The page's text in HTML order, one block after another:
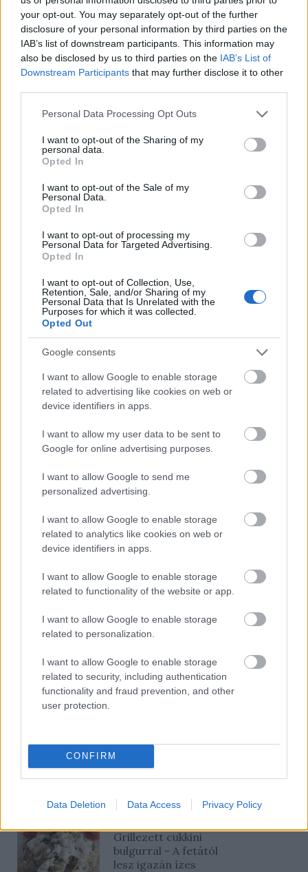
your opt-out. You may separately opt-out of the further
disclosure of your personal information by third parties on the
IAB’s list of downstream participants. This information may
also be disclosed by us to third parties on the IAB’s List of
Downstream Participants that may further disclose it to other
Please note that this website/app uses one or more Google
not limited to your visit or usage behaviour. You may click to
grant or deny consent to Google and its third-party tags to
use your data for below specified purposes in below Google
consent section.
Personal Data Processing Opt Outs
I want to opt-out of the Sharing of my
personal data.
Opted In
I want to opt-out of the Sale of my
Personal Data.
Opted In
I want to opt-out of processing my
Personal Data for Targeted Advertising.
Opted In
I want to opt-out of Collection, Use,
Retention, Sale, and/or Sharing of my
Personal Data that Is Unrelated with the
Purposes for which it was collected.
Opted Out
Google consents
I want to allow Google to enable storage
related to advertising like cookies on web or
device identifiers in apps.
I want to allow my user data to be sent to
Google for online advertising purposes.
I want to allow Google to send me
personalized advertising.
I want to allow Google to enable storage
related to analytics like cookies on web or
device identifiers in apps.
I want to allow Google to enable storage
related to functionality of the website or app.
I want to allow Google to enable storage
related to personalization.
I want to allow Google to enable storage
related to security, including authentication
functionality and fraud prevention, and other
user protection.
CONFIRM
Data Deletion Data Access Privacy Policy
görögdinnye. Magában, feta sajttal, limonádénak
elkészítve, ráadásul nemcsak a szomjat oltja,
hanem el is telít. A nyár másik...
RECEPT
Piña colada kókuszkrémmel: sokkal
jobb az eredeti verziónál
2019. június 12.
Ha választanom kellene, melyik a kedvenc nyári
koktélom, egyértelműen a piña coladát mondanám.
Legyen alkoholos vagy alkoholmentes, a kókusz és
az ananász párosánál nem...
Tudod, mi az a lambic? Pedig már
lehet, hogy ittál
Közeledik a nyár, és vele együtt a sör igazi szezonja.
tökéletes szomjoltó, mégis valahogy a sörözést a
nyárral, a strandolással és a...
Friss és ropogós
Mákos guba új
köntösben: kávéként is
elkészíthető
Grillezett cukkini
bulgurral - A fetától
lesz igazán ízes
Ne maradj le semmiről!